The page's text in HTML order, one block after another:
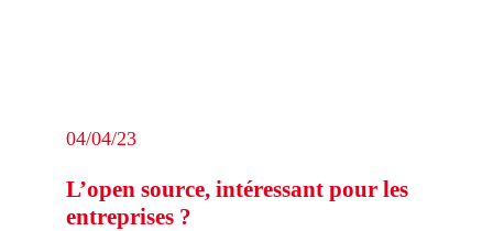
04/04/23
L’open source, intéressant pour les
entreprises ?